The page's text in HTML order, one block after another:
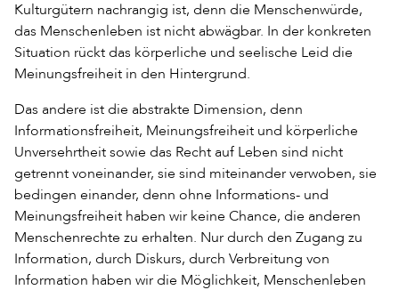
Kulturgütern nachrangig ist, denn die Menschenwürde,
das Menschenleben ist nicht abwägbar. In der konkreten
Situation rückt das körperliche und seelische Leid die
Meinungsfreiheit in den Hintergrund.
Das andere ist die abstrakte Dimension, denn
Informationsfreiheit, Meinungsfreiheit und körperliche
Unversehrtheit sowie das Recht auf Leben sind nicht
getrennt voneinander, sie sind miteinander verwoben, sie
bedingen einander, denn ohne Informations- und
Meinungsfreiheit haben wir keine Chance, die anderen
Menschenrechte zu erhalten. Nur durch den Zugang zu
Information, durch Diskurs, durch Verbreitung von
Information haben wir die Möglichkeit, Menschenleben